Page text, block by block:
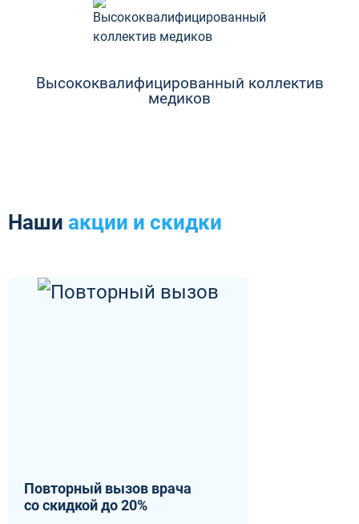
Высококвалифицированный коллектив
медиков
Наши акции и скидки
Повторный вызов врача
со скидкой до 20%